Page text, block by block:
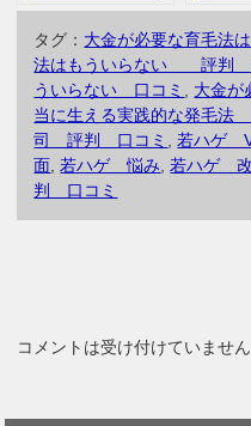
会社ビッグオー
小池真由美 評
判 口コミ
エイト
判 口
タグ： 大金が必要な育毛法
法はもういらない 評判
ういらない 口コミ , 大金が
当に生える実践的な発毛
司 評判 口コミ ,若ハゲ
面,若ハゲ 悩み,若ハゲ
判 口コミ
コメントは受け付けていません